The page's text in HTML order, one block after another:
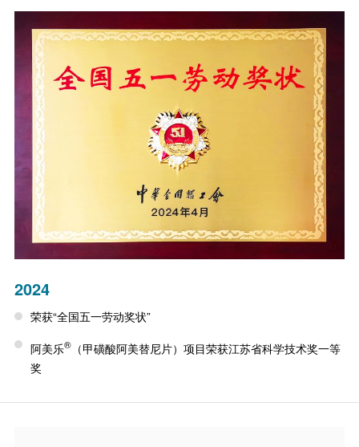
2024
荣获“全国五一劳动奖状”
阿美乐®（甲磺酸阿美替尼片）项目荣获江苏省科学技术奖一等
奖